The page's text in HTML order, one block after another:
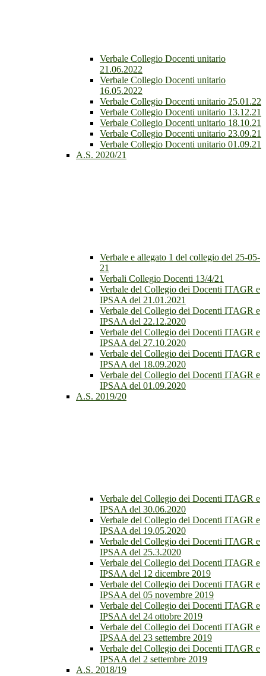
Verbale Collegio Docenti unitario
21.06.2022
Verbale Collegio Docenti unitario
16.05.2022
Verbale Collegio Docenti unitario 25.01.22
Verbale Collegio Docenti unitario 13.12.21
Verbale Collegio Docenti unitario 18.10.21
Verbale Collegio Docenti unitario 23.09.21
Verbale Collegio Docenti unitario 01.09.21
A.S. 2020/21
Verbale e allegato 1 del collegio del 25-05-
21
Verbali Collegio Docenti 13/4/21
Verbale del Collegio dei Docenti ITAGR e
IPSAA del 21.01.2021
Verbale del Collegio dei Docenti ITAGR e
IPSAA del 22.12.2020
Verbale del Collegio dei Docenti ITAGR e
IPSAA del 27.10.2020
Verbale del Collegio dei Docenti ITAGR e
IPSAA del 18.09.2020
Verbale del Collegio dei Docenti ITAGR e
IPSAA del 01.09.2020
A.S. 2019/20
Verbale del Collegio dei Docenti ITAGR e
IPSAA del 30.06.2020
Verbale del Collegio dei Docenti ITAGR e
IPSAA del 19.05.2020
Verbale del Collegio dei Docenti ITAGR e
IPSAA del 25.3.2020
Verbale del Collegio dei Docenti ITAGR e
IPSAA del 12 dicembre 2019
Verbale del Collegio dei Docenti ITAGR e
IPSAA del 05 novembre 2019
Verbale del Collegio dei Docenti ITAGR e
IPSAA del 24 ottobre 2019
Verbale del Collegio dei Docenti ITAGR e
IPSAA del 23 settembre 2019
Verbale del Collegio dei Docenti ITAGR e
IPSAA del 2 settembre 2019
A.S. 2018/19